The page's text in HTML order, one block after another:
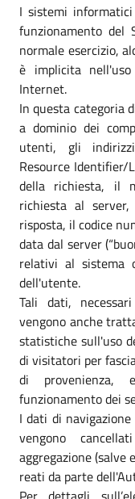
I sistemi
funzionamento del
normale esercizio,
è implicita
Internet.
In questa categoria
a dominio dei
utenti, gli
Resource Identifier/
della richiesta, il
richiesta al
risposta, il codice
data dal server
relativi al sistema
dell'utente.
Tali dati,
vengono anche
statistiche sull'uso
di visitatori per
di provenienza,
funzionamento dei
I dati di
vengono
aggregazione
reati da parte